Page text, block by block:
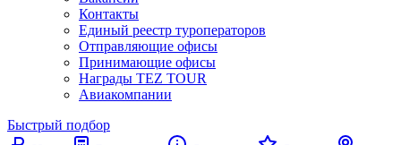
Контакты
Единый реестр туроператоров
Отправляющие офисы
Принимающие офисы
Награды TEZ TOUR
Авиакомпании
Быстрый подбор